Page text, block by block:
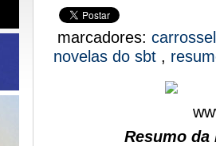
marcadores:
novelas do sbt ,
Resumo da